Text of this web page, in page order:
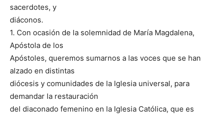
sacerdotes, y
diáconos.
1. Con ocasión de la solemnidad de María Magdalena,
Apóstola de los
Apóstoles, queremos sumarnos a las voces que se han
alzado en distintas
diócesis y comunidades de la Iglesia universal, para
demandar la restauración
del diaconado femenino en la Iglesia Católica, que es